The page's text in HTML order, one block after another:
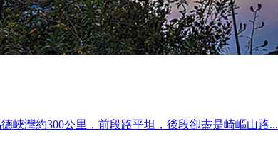
峽灣約300公里，前段路平坦，後段卻盡是崎嶇山路...